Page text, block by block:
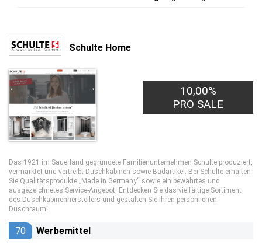
Schulte Home
10,00%
PRO SALE
Das 1921 im Sauerland gegründete Familienunternehmen Schulte produziert,
vermarktet und vertreibt Duschkabinen sowie Badartikel. Bei Schulte erhalten
Sie Qualitätsprodukte „Made in Germany“ sowie ein bewährtes und
ausgezeichnetes Service-Angebot. Entdecken Sie das vielfältige Sortiment
des Duschkabinenherstellers und gestalten Sie Ihren persönlichen
Duschraum!
70 Werbemittel